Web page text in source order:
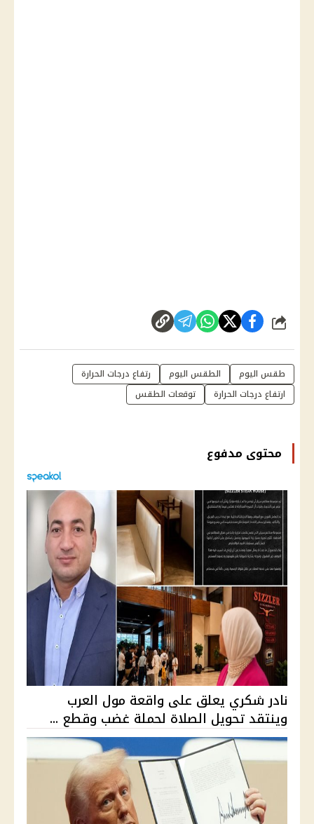
شارك
طقس اليوم الطقس اليوم
رتفاع درجات الحرارة
ارتفاع درجات الحرارة
توقعات الطقس
محتوى مدفوع
نادر شكري يعلق على واقعة مول العرب
وينتقد تحويل الصلاة لحملة غضب وقطع ...